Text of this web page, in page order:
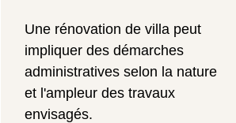
Une rénovation de villa peut
impliquer des démarches
administratives selon la nature
et l'ampleur des travaux
envisagés.